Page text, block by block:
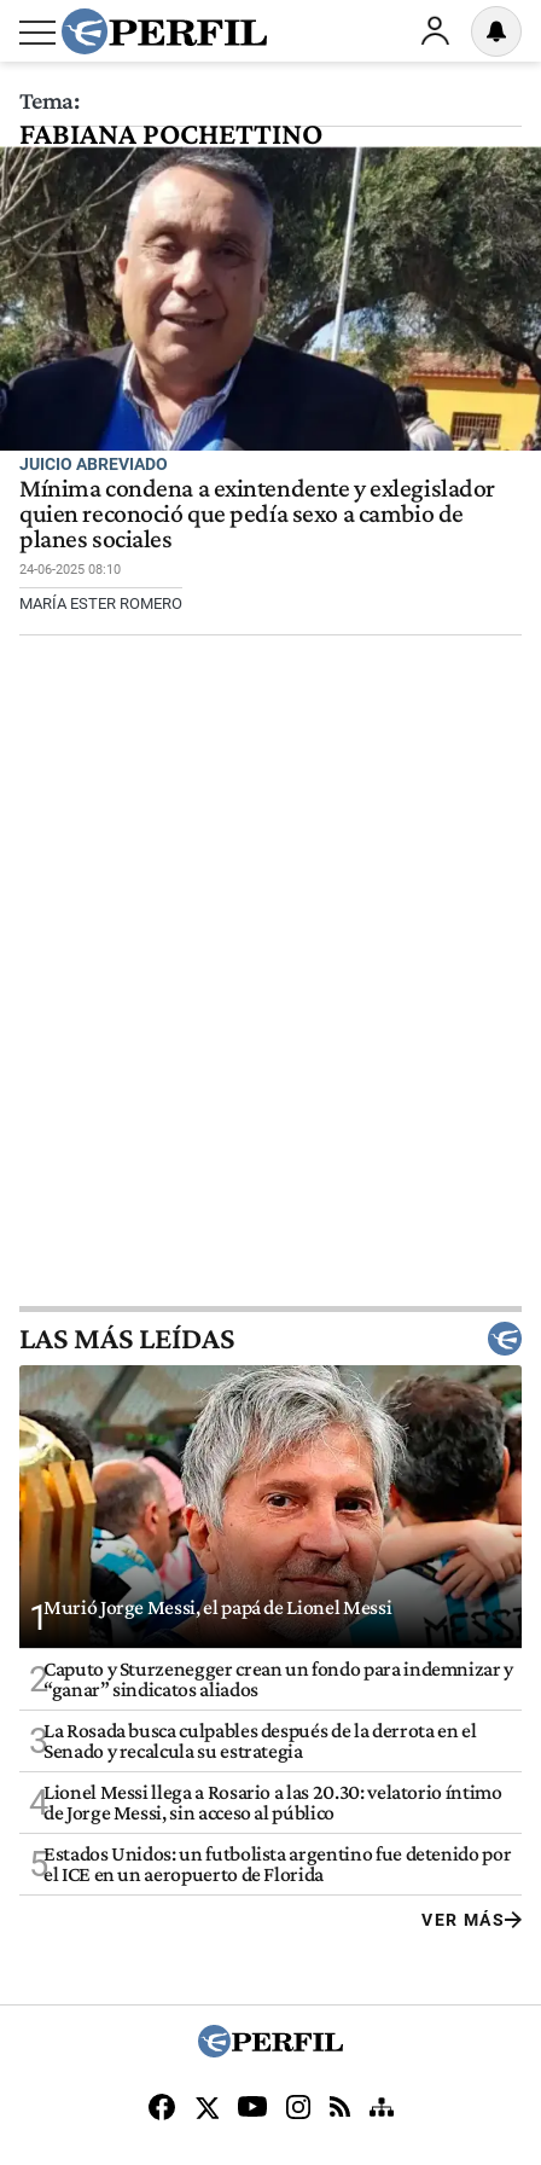
Tema:
FABIANA POCHETTINO
JUICIO ABREVIADO
Mínima condena a exintendente y exlegislador
quien reconoció que pedía sexo a cambio de
planes sociales
24-06-2025 08:10
MARÍA ESTER ROMERO
LAS MÁS LEÍDAS
1Murió Jorge Messi, el papá de Lionel Messi
2Caputo y Sturzenegger crean un fondo para indemnizar y
“ganar” sindicatos aliados
3La Rosada busca culpables después de la derrota en el
Senado y recalcula su estrategia
4Lionel Messi llega a Rosario a las 20.30: velatorio íntimo
de Jorge Messi, sin acceso al público
5Estados Unidos: un futbolista argentino fue detenido por
el ICE en un aeropuerto de Florida
VER MÁS